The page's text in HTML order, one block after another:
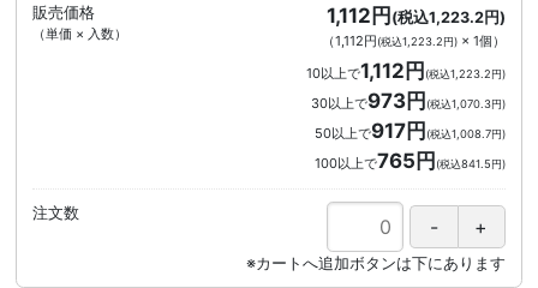
販売価格
（単価 × 入数）
1,112円(税込1,223.2円)
（1,112円(税込1,223.2円)× 1個 ）
10以上で1,112円 (税込1,223.2円)
30以上で973円 (税込1,070.3円)
50以上で917円 (税込1,008.7円)
100以上で765円 (税込841.5円)
注文数